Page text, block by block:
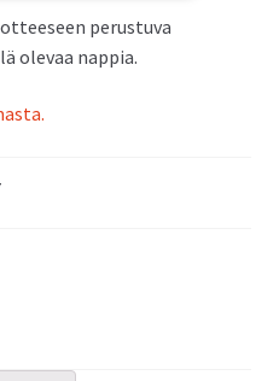
perustuva
olevaa nappia.